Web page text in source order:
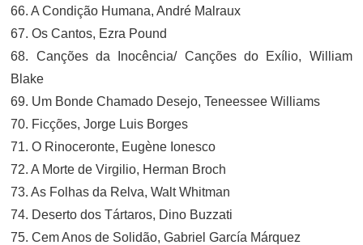
66. A Condição Humana, André Malraux
67. Os Cantos, Ezra Pound
68. Canções da Inocência/ Canções do Exílio, William
Blake
69. Um Bonde Chamado Desejo, Teneessee Williams
70. Ficções, Jorge Luis Borges
71. O Rinoceronte, Eugène Ionesco
72. A Morte de Virgilio, Herman Broch
73. As Folhas da Relva, Walt Whitman
74. Deserto dos Tártaros, Dino Buzzati
75. Cem Anos de Solidão, Gabriel García Márquez